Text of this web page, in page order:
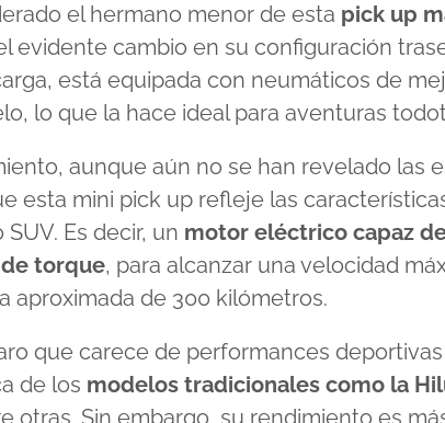
el hermano menor de esta pick up
evidente cambio en su configuración
está equipada con neumáticos de
lo que la hace ideal para aventuras
aunque aún no se han revelado las
esta mini pick up refleje las
Es decir, un motor eléctrico capaz
de torque, para alcanzar una velocidad
aproximada de 300 kilómetros.
que carece de performances
de los modelos tradicionales como la